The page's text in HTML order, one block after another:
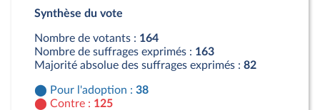
Contre : 125 députés
Synthèse du vote
Nombre de votants : 164
Nombre de suffrages exprimés : 163
Majorité absolue des suffrages exprimés : 82
Pour l'adoption : 38
Contre : 125